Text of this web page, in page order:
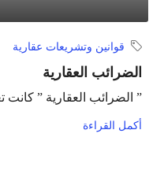
قوانين وتشريعات عقارية
الضرائب العقارية
” الضرائب العقارية ”
أكمل القراءة